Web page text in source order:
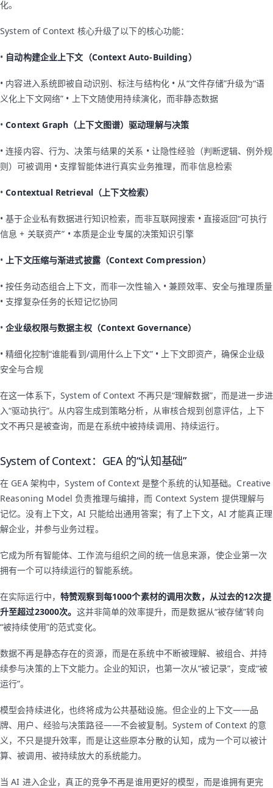
化。
System of Context 核心升级了以下的核心功能：
• 自动构建企业上下文（Context Auto-Building）
• 内容进入系统即被自动识别、标注与结构化 • 从“文件存储”升级为“语
义化上下文网络” • 上下文随使用持续演化，而非静态数据
•Context Graph（上下文图谱）驱动理解与决策
• 连接内容、行为、决策与结果的关系 • 让隐性经验（判断逻辑、例外规
则）可被调用 • 支撑智能体进行真实业务推理，而非信息检索
•Contextual Retrieval（上下文检索）
• 基于企业私有数据进行知识检索，而非互联网搜索 • 直接返回“可执行
信息 + 关联资产” • 本质是企业专属的决策知识引擎
•上下文压缩与渐进式披露（Context Compression）
• 按任务动态组合上下文，而非一次性输入 • 兼顾效率、安全与推理质量
• 支撑复杂任务的长短记忆协同
•企业级权限与数据主权（Context Governance）
• 精细化控制“谁能看到/调用什么上下文” • 上下文即资产，确保企业级
安全与合规
在这一体系下，System of Context 不再只是“理解数据”，而是进一步进
入“驱动执行”。从内容生成到策略分析，从审核合规到创意评估，上下
文不再只是被查询，而是在系统中被持续调用、持续运行。
System of Context：GEA 的“认知基础”
在 GEA 架构中，System of Context 是整个系统的认知基础。Creative
Reasoning Model 负责推理与编排，而 Context System 提供理解与
记忆。没有上下文，AI 只能给出通用答案；有了上下文，AI 才能真正理
解企业，并参与业务过程。
它成为所有智能体、工作流与组织之间的统一信息来源，使企业第一次
拥有一个可以持续运行的智能系统。
在实际运行中， 特赞观察到每1000个素材的调用次数，从过去的12次提
升至超过23000次。 这并非简单的效率提升，而是数据从“被存储”转向
“被持续使用”的范式变化。
数据不再是静态存在的资源，而是在系统中不断被理解、被组合、并持
续参与决策的上下文能力。企业的知识，也第一次从“被记录”，变成“被
运行”。
模型会持续进化，也终将成为公共基础设施。但企业的上下文——品
牌、用户、经验与决策路径——不会被复制。System of Context 的意
义，不只是提升效率，而是让这些原本分散的认知，成为一个可以被计
算、被调用、被持续放大的系统能力。
当 AI 进入企业，真正的竞争不再是谁用更好的模型，而是谁拥有更完